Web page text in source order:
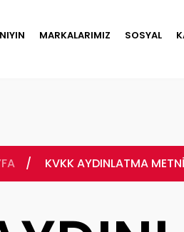
MARKALARIMIZ SOSYAL
/ KVKK AYDINLATMA METNİ